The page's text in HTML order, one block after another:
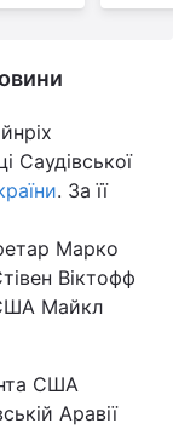
Саудівської
. За її
Марко
Віктофф
США Майкл
США
Аравії